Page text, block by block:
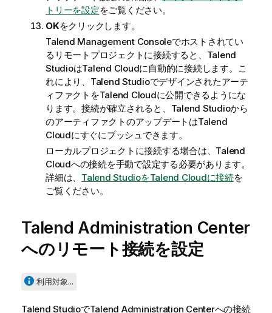
トリーを設定をご覧ください。
OKをクリックします。
Talend Management Consoleでホストされてい
るリモートプロジェクトに接続すると、 Talend
StudioはTalend Cloudに自動的に接続します。こ
れにより、 Talend Studioでデザインされたアーテ
ィファクトをTalend Cloudに公開できるようにな
ります。接続が確立されると、 Talend Studioから
のアーティファクトのアップデートはTalend
Cloudにすぐにプッシュできます。
ローカルプロジェクトに接続する場合は、 Talend
Cloudへの接続を手動で設定する必要があります。
詳細は、 Talend StudioをTalend Cloudに接続を
ご覧ください。
Talend Administration Center
へのリモート接続を設定
利用対象...
Talend StudioでTalend Administration Centerへの接続